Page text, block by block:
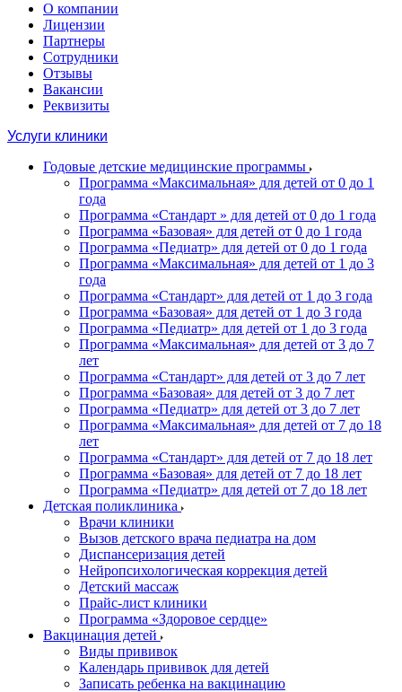
О компании
Лицензии
Партнеры
Сотрудники
Отзывы
Вакансии
Реквизиты
Услуги клиники
Годовые детские медицинские программы
Программа «Максимальная» для детей от 0 до 1
года
Программа «Стандарт » для детей от 0 до 1 года
Программа «Базовая» для детей от 0 до 1 года
Программа «Педиатр» для детей от 0 до 1 года
Программа «Максимальная» для детей от 1 до 3
года
Программа «Стандарт» для детей от 1 до 3 года
Программа «Базовая» для детей от 1 до 3 года
Программа «Педиатр» для детей от 1 до 3 года
Программа «Максимальная» для детей от 3 до 7
лет
Программа «Стандарт» для детей от 3 до 7 лет
Программа «Базовая» для детей от 3 до 7 лет
Программа «Педиатр» для детей от 3 до 7 лет
Программа «Максимальная» для детей от 7 до 18
лет
Программа «Стандарт» для детей от 7 до 18 лет
Программа «Базовая» для детей от 7 до 18 лет
Программа «Педиатр» для детей от 7 до 18 лет
Детская поликлиника
Врачи клиники
Вызов детского врача педиатра на дом
Диспансеризация детей
Нейропсихологическая коррекция детей
Детский массаж
Прайс-лист клиники
Программа «Здоровое сердце»
Вакцинация детей
Виды прививок
Календарь прививок для детей
Записать ребенка на вакцинацию